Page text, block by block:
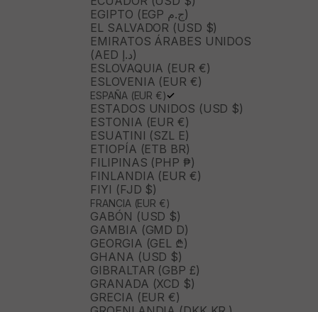
EGIPTO (EGP ج.م)
EL SALVADOR (USD $)
EMIRATOS ÁRABES UNIDOS
(AED د.إ)
ESLOVAQUIA (EUR €)
ESLOVENIA (EUR €)
ESPAÑA (EUR €)
ESTADOS UNIDOS (USD $)
ESTONIA (EUR €)
ESUATINI (SZL E)
ETIOPÍA (ETB BR)
FILIPINAS (PHP ₱)
FINLANDIA (EUR €)
FIYI (FJD $)
FRANCIA (EUR €)
GABÓN (USD $)
GAMBIA (GMD D)
GEORGIA (GEL ₾)
GHANA (USD $)
GIBRALTAR (GBP £)
GRANADA (XCD $)
GRECIA (EUR €)